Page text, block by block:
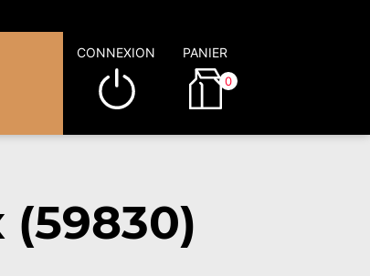
CONNEXION PANIER
0